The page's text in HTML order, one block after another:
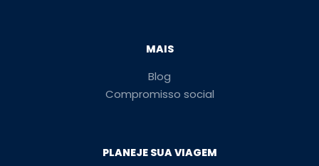
MAIS
Blog
Compromisso social
PLANEJE SUA VIAGEM